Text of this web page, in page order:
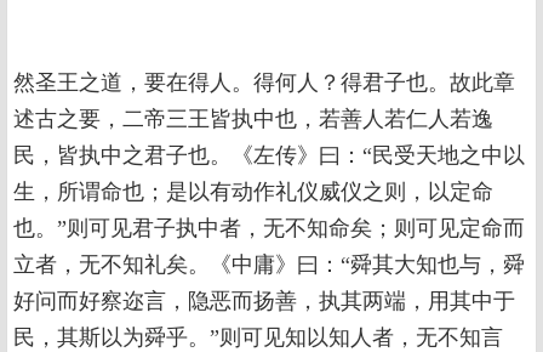
然圣王之道，要在得人。得何人？得君子也。故此章
述古之要，二帝三王皆执中也，若善人若仁人若逸
民，皆执中之君子也。《左传》曰：“民受天地之中以
生，所谓命也；是以有动作礼仪威仪之则，以定命
也。”则可见君子执中者，无不知命矣；则可见定命而
立者，无不知礼矣。《中庸》曰：“舜其大知也与，舜
好问而好察迩言，隐恶而扬善，执其两端，用其中于
民，其斯以为舜乎。”则可见知以知人者，无不知言